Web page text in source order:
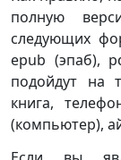
полную
следующих
epub (эпаб),
подойдут на
книга,
(компьютер),